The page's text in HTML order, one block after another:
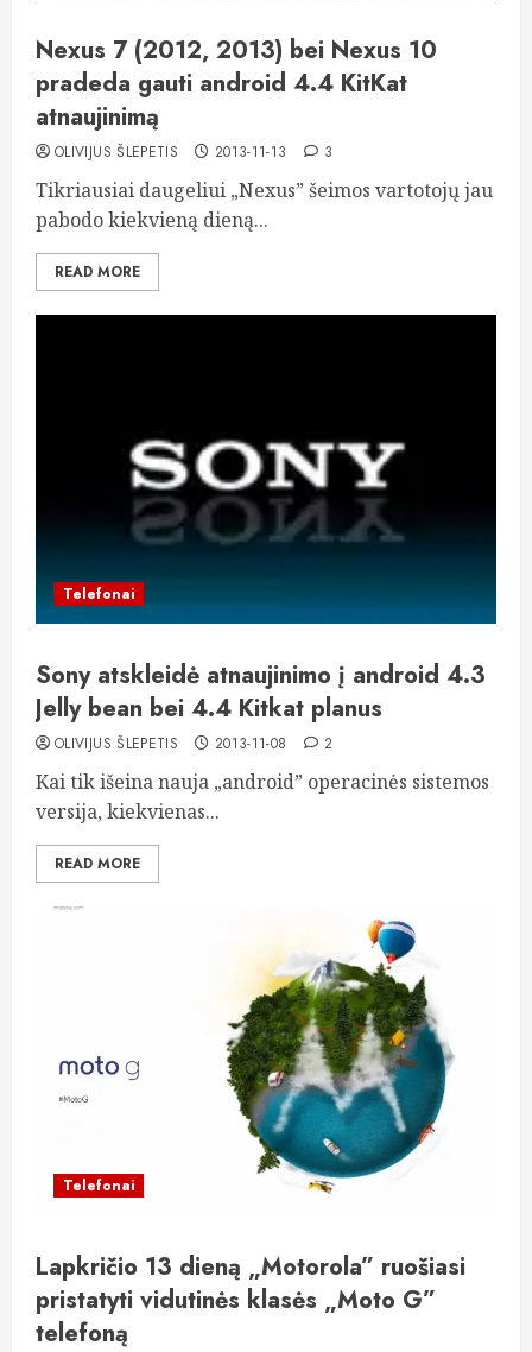
Nexus 7 (2012, 2013) bei Nexus 10
pradeda gauti android 4.4 KitKat
atnaujinimą
OLIVIJUS ŠLEPETIS 2013-11-13 3
Tikriausiai daugeliui „Nexus” šeimos vartotojų jau
pabodo kiekvieną dieną...
READ MORE
Telefonai
Sony atskleidė atnaujinimo į android 4.3
Jelly bean bei 4.4 Kitkat planus
OLIVIJUS ŠLEPETIS 2013-11-08 2
Kai tik išeina nauja „android” operacinės sistemos
versija, kiekvienas...
READ MORE
Telefonai
Lapkričio 13 dieną „Motorola” ruošiasi
pristatyti vidutinės klasės „Moto G”
telefoną